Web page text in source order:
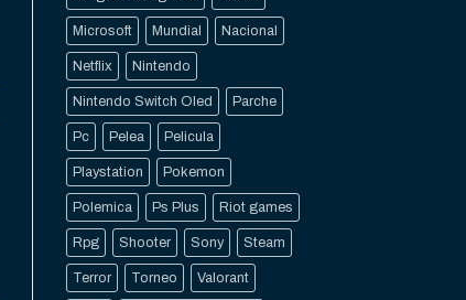
Microsoft Mundial Nacional
Netflix Nintendo
Nintendo Switch Oled Parche
Pc Pelea Pelicula
Playstation Pokemon
Polemica Ps Plus Riot games
Rpg Shooter Sony Steam
Terror Torneo Valorant